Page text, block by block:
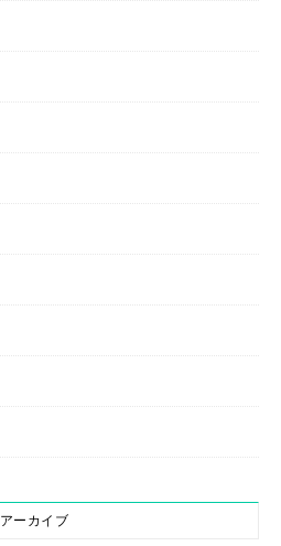
アーカイブ